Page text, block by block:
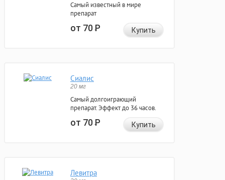
Самый известный в мире
препарат
от 70Р Купить
Сиалис
20 мг
Самый долгоиграющий
препарат. Эффект до 36 часов.
от 70Р Купить
Левитра